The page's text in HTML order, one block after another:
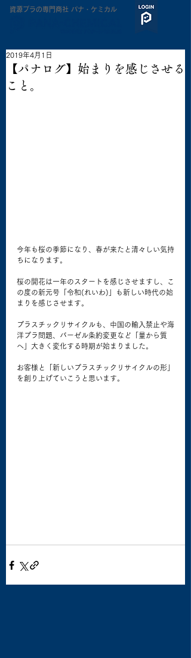
​資源プラの専門商社 パナ・ケミカル
【パナログ】始まりを感じさせる
こと。
2019年4月1日
今年も桜の季節になり、春が来たと清々しい気持
ちになります。
桜の開花は一年のスタートを感じさせますし、こ
の度の新元号「令和(れいわ)」も新しい時代の始
まりを感じさせます。
プラスチックリサイクルも、中国の輸入禁止や海
洋プラ問題、バーゼル条約変更など「量から質
へ」大きく変化する時期が始まりました。
お客様と「新しいプラスチックリサイクルの形」
を創り上げていこうと思います。